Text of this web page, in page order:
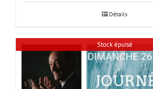
Détails
Stock épuisé